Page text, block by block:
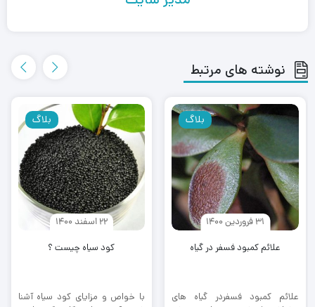
نوشته های مرتبط
بلاگ
31 فروردین 1400
علائم کمبود فسفر در گیاه
علائم کمبود فسفردر گیاه های
بلاگ
22 اسفند 1400
کود سیاه چیست ؟
با خواص و مزایای کود سیاه آشنا